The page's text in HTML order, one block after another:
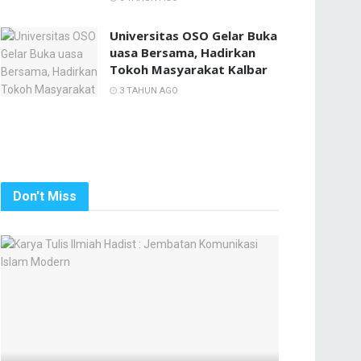
Universitas OSO Gelar Buka
uasa Bersama, Hadirkan
Tokoh Masyarakat Kalbar
3 TAHUN AGO
Don't Miss